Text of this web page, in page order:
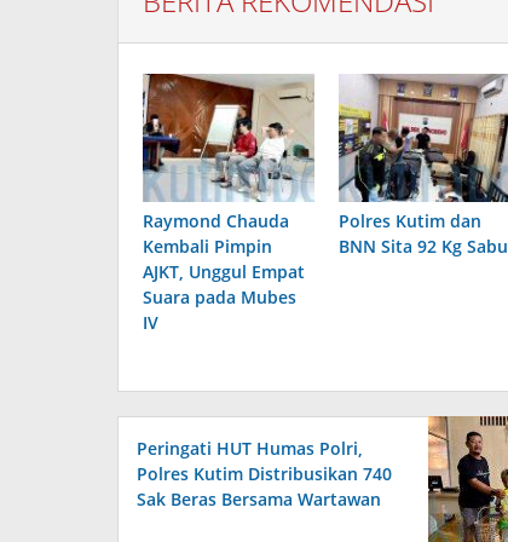
Raymond Chauda
Kembali Pimpin
AJKT, Unggul Empat
Suara pada Mubes
IV
Polres Kutim dan
BNN Sita 92 Kg Sabu
Peringati HUT Humas Polri,
Polres Kutim Distribusikan 740
Sak Beras Bersama Wartawan